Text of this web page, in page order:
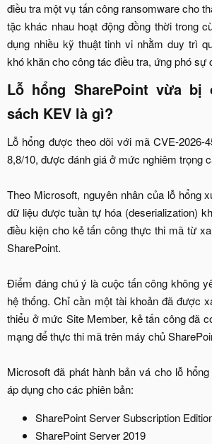
điều tra một vụ tấn công ransomware cho
tặc khác nhau hoạt động đồng thời trong
dụng nhiều kỹ thuật tinh vi nhằm duy trì
khó khăn cho công tác điều tra, ứng phó sự
Lỗ hổng SharePoint vừa bị
sách KEV là gì?​
Lỗ hổng được theo dõi với mã CVE-2026-
8,8/10, được đánh giá ở mức nghiêm trọng
Theo Microsoft, nguyên nhân của lỗ hổng
dữ liệu được tuần tự hóa (deserialization)
điều kiện cho kẻ tấn công thực thi mã từ
SharePoint.
Điểm đáng chú ý là cuộc tấn công không
hệ thống. Chỉ cần một tài khoản đã được
thiểu ở mức Site Member, kẻ tấn công đã
mạng để thực thi mã trên máy chủ
Microsoft đã phát hành bản vá cho lỗ
áp dụng cho các phiên bản:​
SharePoint Server Subscription
SharePoint Server 2019​